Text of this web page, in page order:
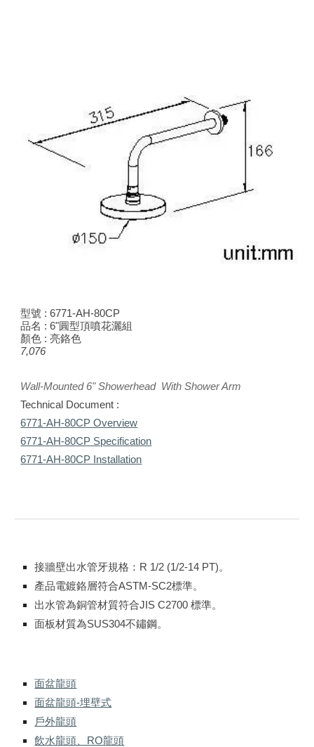
型號 :6771-AH-80CP
品名 :6"圓型頂噴花灑組
顏色 : 亮鉻色
7,076
Wall-Mounted 6" Showerhead With Shower Arm
Technical Document :
6771-AH-80CP Overview
6771-AH-80CP Specification
6771-AH-80CP Installation
接牆壁出水管牙規格：R 1/2 (1/2-14 PT)。
產品電鍍鉻層符合ASTM-SC2標準。
出水管為銅管材質符合JIS C2700 標準。
面板材質為SUS304不鏽鋼。
面盆龍頭
面盆龍頭-埋壁式
戶外龍頭
飲水龍頭、RO龍頭